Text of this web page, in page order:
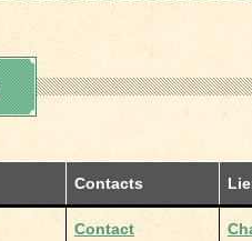
Contacts
Contact